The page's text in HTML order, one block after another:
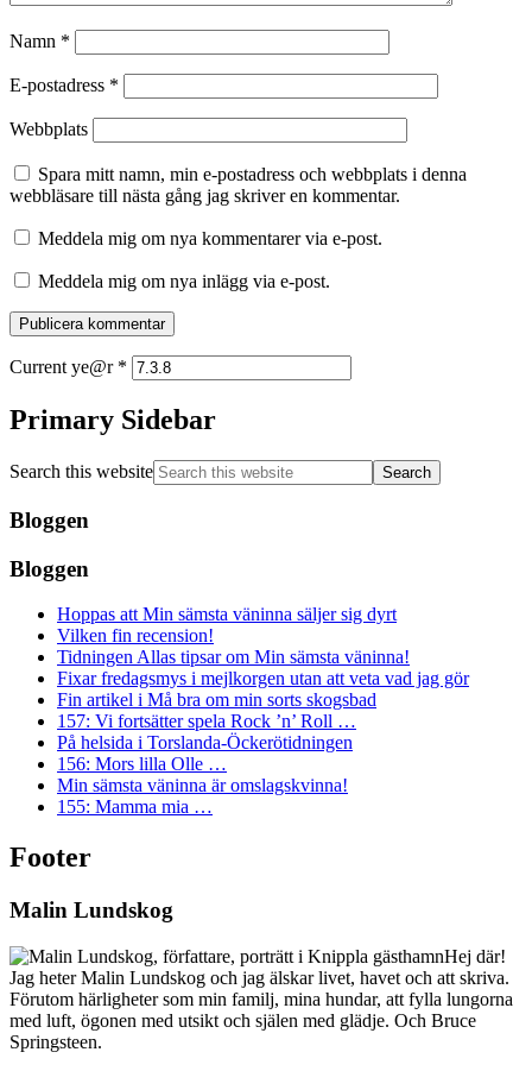
Namn *
E-postadress *
Webbplats
Spara mitt namn, min e-postadress och webbplats i denna
webbläsare till nästa gång jag skriver en kommentar.
Meddela mig om nya kommentarer via e-post.
Meddela mig om nya inlägg via e-post.
Current ye@r *
Primary Sidebar
Search this website
Bloggen
Bloggen
Hoppas att Min sämsta väninna säljer sig dyrt
Vilken fin recension!
Tidningen Allas tipsar om Min sämsta väninna!
Fixar fredagsmys i mejlkorgen utan att veta vad jag gör
Fin artikel i Må bra om min sorts skogsbad
157: Vi fortsätter spela Rock ’n’ Roll …
På helsida i Torslanda-Öckerötidningen
156: Mors lilla Olle …
Min sämsta väninna är omslagskvinna!
155: Mamma mia …
Footer
Malin Lundskog
Hej där!
Jag heter Malin Lundskog och jag älskar livet, havet och att skriva.
Förutom härligheter som min familj, mina hundar, att fylla lungorna
med luft, ögonen med utsikt och själen med glädje. Och Bruce
Springsteen.